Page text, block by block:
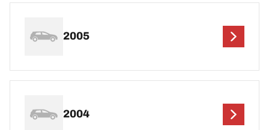
2005
2004